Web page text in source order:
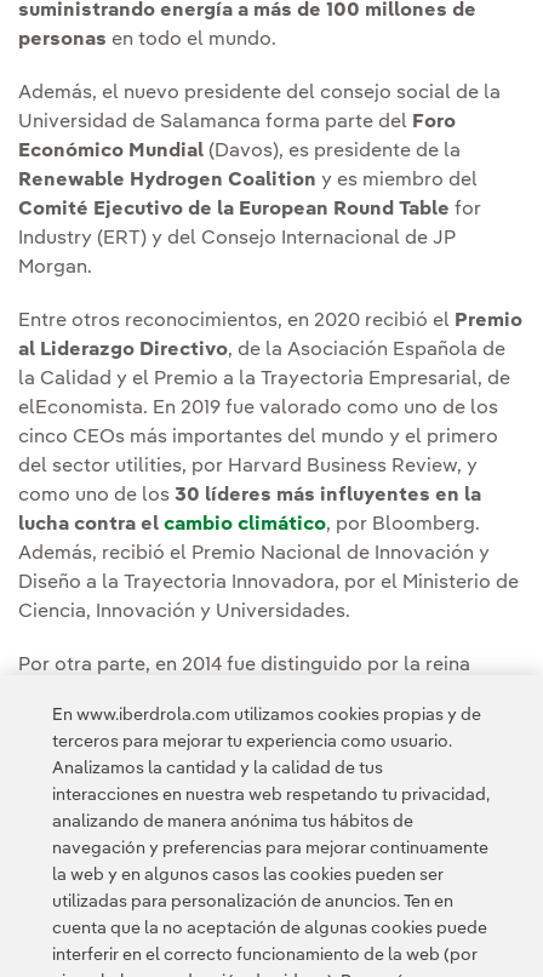
suministrando energía a más de 100 millones de
personas en todo el mundo.
Además, el nuevo presidente del consejo social de la
Universidad de Salamanca forma parte del Foro
Económico Mundial (Davos), es presidente de la
Renewable Hydrogen Coalition y es miembro del
Comité Ejecutivo de la European Round Table for
Industry (ERT) y del Consejo Internacional de JP
Morgan.
Entre otros reconocimientos, en 2020 recibió el Premio
al Liderazgo Directivo, de la Asociación Española de
la Calidad y el Premio a la Trayectoria Empresarial, de
elEconomista. En 2019 fue valorado como uno de los
cinco CEOs más importantes del mundo y el primero
del sector utilities, por Harvard Business Review, y
como uno de los 30 líderes más influyentes en la
lucha contra el cambio climático, por Bloomberg.
Además, recibió el Premio Nacional de Innovación y
Diseño a la Trayectoria Innovadora, por el Ministerio de
Ciencia, Innovación y Universidades.
Por otra parte, en 2014 fue distinguido por la reina
Most Excellent Order of the British Empire.
Contacta Política de Privacidad Información legal
Transparencia en el uso de la IA Política de cookies
En www.iberdrola.com utilizamos cookies propias y de
terceros para mejorar tu experiencia como usuario.
Analizamos la cantidad y la calidad de tus
interacciones en nuestra web respetando tu privacidad,
analizando de manera anónima tus hábitos de
navegación y preferencias para mejorar continuamente
la web y en algunos casos las cookies pueden ser
utilizadas para personalización de anuncios. Ten en
cuenta que la no aceptación de algunas cookies puede
interferir en el correcto funcionamiento de la web (por